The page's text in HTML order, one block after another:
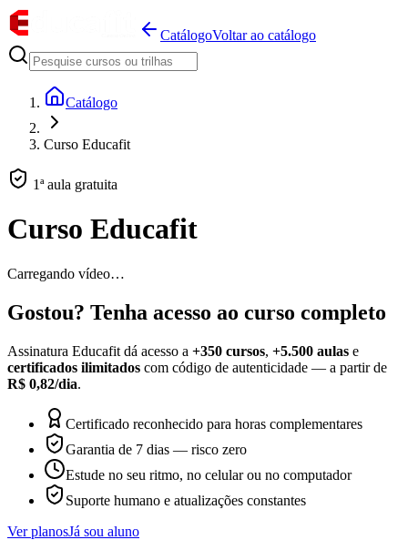
CatálogoVoltar ao catálogo
Catálogo
Curso Educafit
1ª aula gratuita
Curso Educafit
Carregando vídeo…
Gostou? Tenha acesso ao curso completo
Assinatura Educafit dá acesso a +350 cursos, +5.500 aulas e
certificados ilimitados com código de autenticidade — a partir de
R$ 0,82/dia.
Certificado reconhecido para horas complementares
Garantia de 7 dias — risco zero
Estude no seu ritmo, no celular ou no computador
Suporte humano e atualizações constantes
Ver planosJá sou aluno